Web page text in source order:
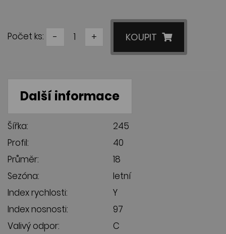
Počet ks: - + KOUPIT
Další informace
Šířka:
245
Profil:
40
Průměr:
18
Sezóna:
letní
Index rychlosti:
Y
Index nosnosti:
97
Valivý odpor:
C